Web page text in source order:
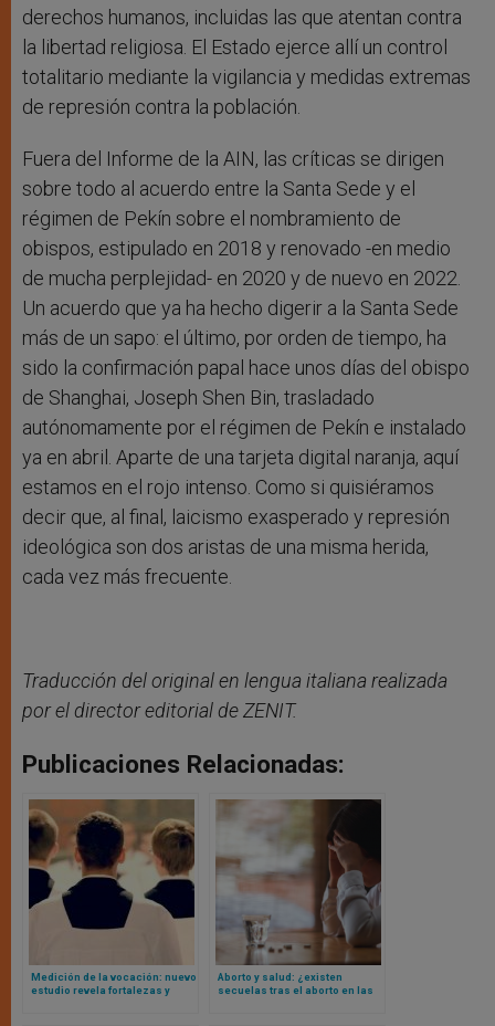
derechos humanos, incluidas las que atentan contra
la libertad religiosa. El Estado ejerce allí un control
totalitario mediante la vigilancia y medidas extremas
de represión contra la población.
Fuera del Informe de la AIN, las críticas se dirigen
sobre todo al acuerdo entre la Santa Sede y el
régimen de Pekín sobre el nombramiento de
obispos, estipulado en 2018 y renovado -en medio
de mucha perplejidad- en 2020 y de nuevo en 2022.
Un acuerdo que ya ha hecho digerir a la Santa Sede
más de un sapo: el último, por orden de tiempo, ha
sido la confirmación papal hace unos días del obispo
de Shanghai, Joseph Shen Bin, trasladado
autónomamente por el régimen de Pekín e instalado
ya en abril. Aparte de una tarjeta digital naranja, aquí
estamos en el rojo intenso. Como si quisiéramos
decir que, al final, laicismo exasperado y represión
ideológica son dos aristas de una misma herida,
cada vez más frecuente.
Traducción del original en lengua italiana realizada
por el director editorial de ZENIT.
Publicaciones Relacionadas:
Medición de la vocación: nuevo
estudio revela fortalezas y
Aborto y salud: ¿existen
secuelas tras el aborto en las